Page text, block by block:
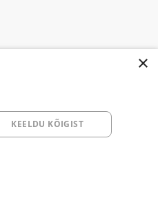
×
KEELDU KÕIGIST